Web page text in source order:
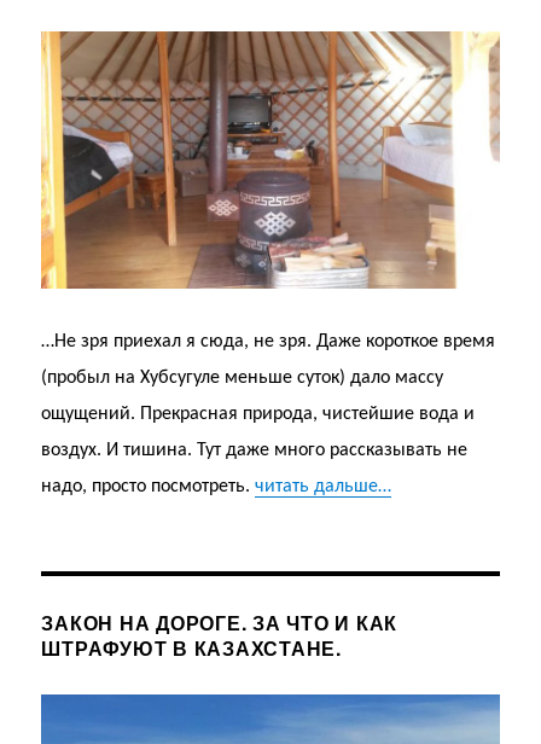
…Не зря приехал я сюда, не зря. Даже короткое время
(пробыл на Хубсугуле меньше суток) дало массу
ощущений. Прекрасная природа, чистейшие вода и
воздух. И тишина. Тут даже много рассказывать не
надо, просто посмотреть.читать дальше…
ЗАКОН НА ДОРОГЕ. ЗА ЧТО И КАК
ШТРАФУЮТ В КАЗАХСТАНЕ.